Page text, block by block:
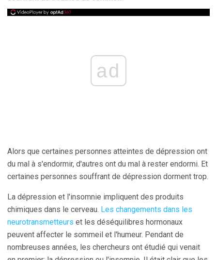
ad
Alors que certaines personnes atteintes de dépression ont
du mal à s'endormir, d'autres ont du mal à rester endormi. Et
certaines personnes souffrant de dépression dorment trop.
La dépression et l'insomnie impliquent des produits
chimiques dans le cerveau. Les changements dans les
neurotransmetteurs et les déséquilibres hormonaux
peuvent affecter le sommeil et l'humeur. Pendant de
nombreuses années, les chercheurs ont étudié qui venait